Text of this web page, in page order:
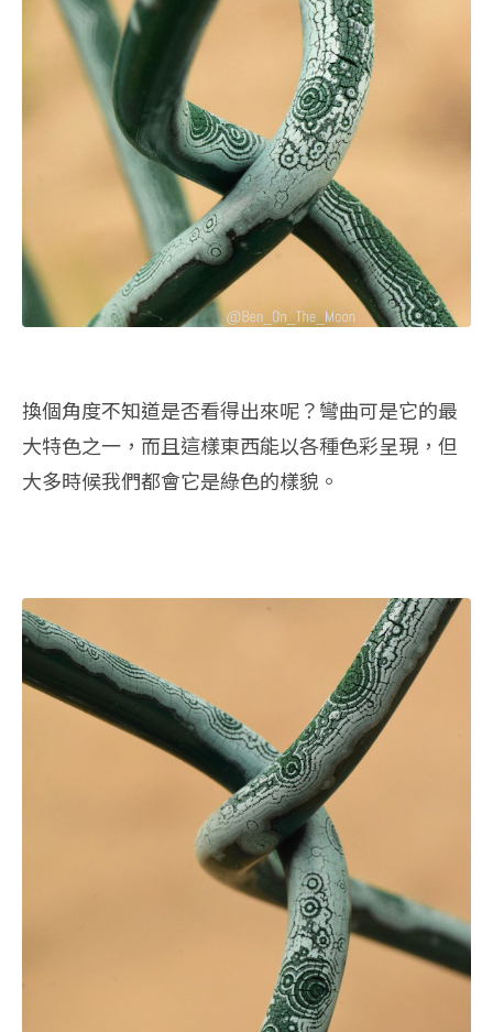
換個角度不知道是否看得出來呢？彎曲可是它的最
大特色之一，而且這樣東西能以各種色彩呈現，但
大多時候我們都會它是綠色的樣貌。